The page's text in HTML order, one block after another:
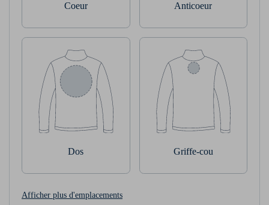
Coeur Anticoeur
Dos Griffe-cou
Afficher plus d'emplacements